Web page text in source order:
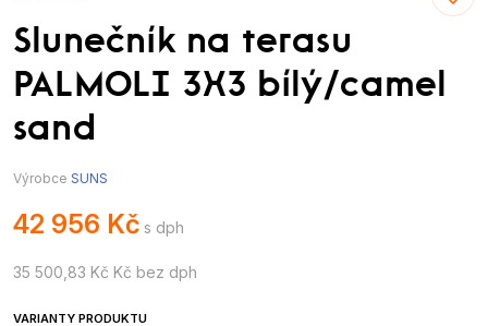
Slunečník na terasu
PALMOLI 3X3 bílý/camel
sand
Výrobce SUNS
42 956 Kč s dph
35 500,83 Kč Kč bez dph
VARIANTY PRODUKTU